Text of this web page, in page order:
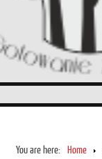
You are here: Home